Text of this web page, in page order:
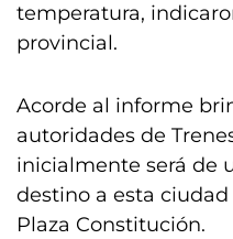
temperatura,
provincial.
Acorde al informe
autoridades de
inicialmente será de
destino a esta
Plaza Constitución.